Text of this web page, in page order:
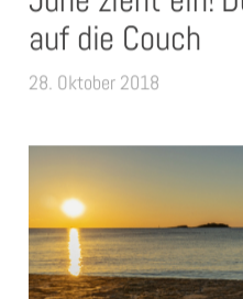
auf die Couch
28. Oktober 2018